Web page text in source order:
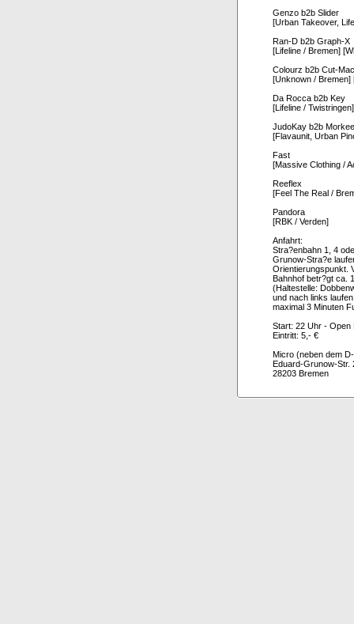
Genzo b2b Slider
[Urban Takeover,
Ran-D b2b Graph-X
[Lifeline / Bremen]
Colourz b2b Cut-
[Unknown / Bremen]
Da Rocca b2b Key
[Lifeline /
JudoKay b2b Morkee
[Flavaunit, Urban
Fast
[Massive Clothing /
Reeflex
[Feel The Real /
Pandora
[RBK / Verden]
Anfahrt:
Stra?enbahn 1, 4
Grunow-Stra?e
Orientierungspunkt.
Bahnhof betr?gt ca.
(Haltestelle:
und nach links
maximal 3 Minuten
Start: 22 Uhr - Open
Eintritt: 5,- €
Micro (neben dem
Eduard-Grunow-Str.
28203 Bremen